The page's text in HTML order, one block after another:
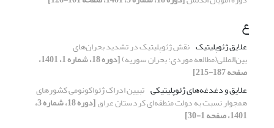
ع
علایق ژئوپلیتیک نقش ژئوپلیتیک در تشدید بحران‌های
بین‌المللی(مطالعه موردی: بحران سوریه) [دوره 18، شماره 1، 1401،
صفحه 187-215]
علایق و دغدغه‌های ژئوپلیتیکی تبیین ادراک ژئواکونومی کشورهای
همجوار نسبت به دولت منطقه‌ای کردستان عراق [دوره 18، شماره 3،
1401، صفحه 1-30]